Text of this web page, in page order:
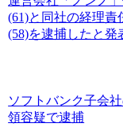
(61)と同社の経理
(58)を逮捕したと発
ソフトバンク子会
領容疑で逮捕